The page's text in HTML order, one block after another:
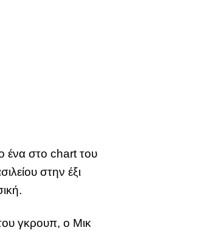
ένα στο chart του
στην έξι
γκρουπ, ο Μικ